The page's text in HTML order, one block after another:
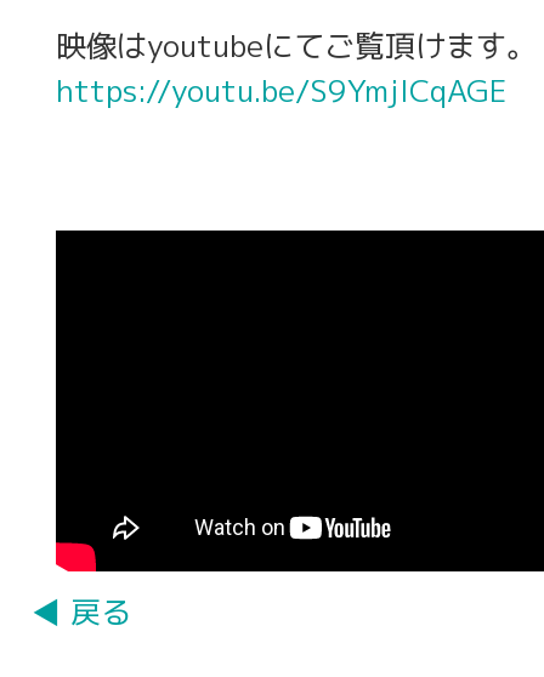
映像はyoutubeにてご覧頂けます。
https://youtu.be/S9YmjICqAGE
◀ 戻る